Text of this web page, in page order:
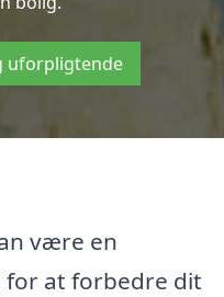
uforpligtende
være en
at forbedre dit